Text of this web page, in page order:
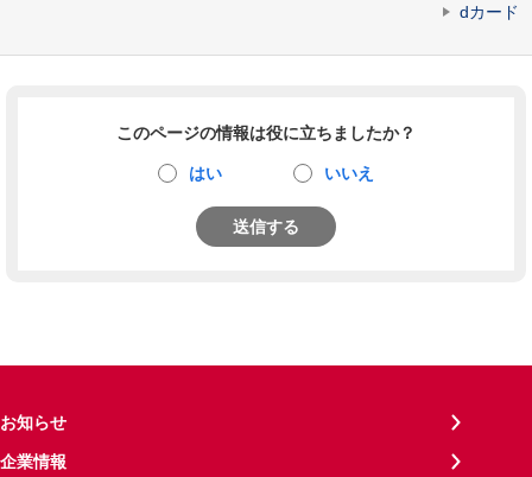
dカード
このページの情報は役に立ちましたか？
はい いいえ
送信する
お知らせ
企業情報